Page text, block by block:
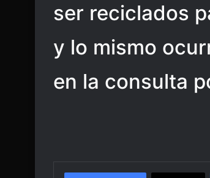
ser reciclados
y lo mismo
en la consulta